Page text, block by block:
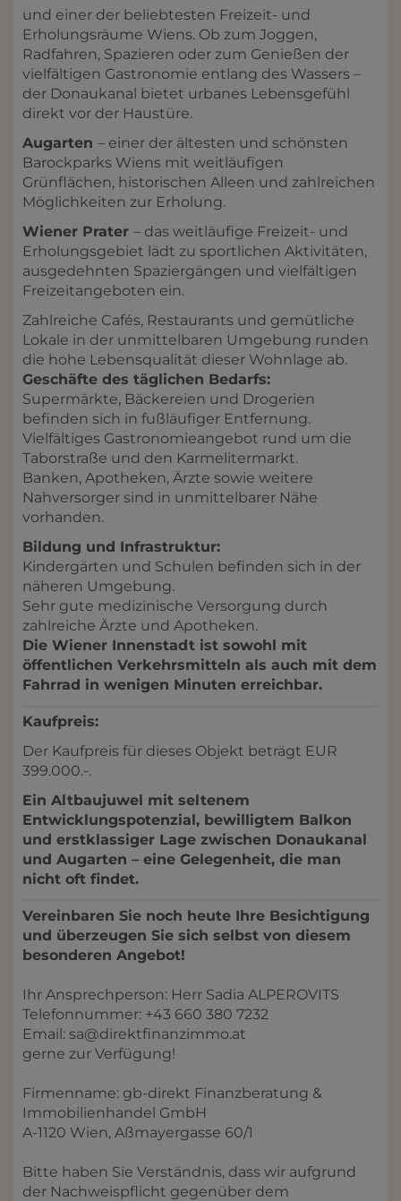
und einer der beliebtesten Freizeit- und
Erholungsräume Wiens. Ob zum Joggen,
Radfahren, Spazieren oder zum Genießen der
vielfältigen Gastronomie entlang des Wassers –
der Donaukanal bietet urbanes Lebensgefühl
direkt vor der Haustüre.
Augarten – einer der ältesten und schönsten
Barockparks Wiens mit weitläufigen
Grünflächen, historischen Alleen und zahlreichen
Möglichkeiten zur Erholung.
Wiener Prater – das weitläufige Freizeit- und
Erholungsgebiet lädt zu sportlichen Aktivitäten,
ausgedehnten Spaziergängen und vielfältigen
Freizeitangeboten ein.
Zahlreiche Cafés, Restaurants und gemütliche
Lokale in der unmittelbaren Umgebung runden
die hohe Lebensqualität dieser Wohnlage ab.
Geschäfte des täglichen Bedarfs:
Supermärkte, Bäckereien und Drogerien
befinden sich in fußläufiger Entfernung.
Vielfältiges Gastronomieangebot rund um die
Taborstraße und den Karmelitermarkt.
Banken, Apotheken, Ärzte sowie weitere
Nahversorger sind in unmittelbarer Nähe
vorhanden.
Bildung und Infrastruktur:
Kindergärten und Schulen befinden sich in der
näheren Umgebung.
Sehr gute medizinische Versorgung durch
zahlreiche Ärzte und Apotheken.
Die Wiener Innenstadt ist sowohl mit
öffentlichen Verkehrsmitteln als auch mit dem
Fahrrad in wenigen Minuten erreichbar.
Kaufpreis:
Der Kaufpreis für dieses Objekt beträgt EUR
399.000.-.
Ein Altbaujuwel mit seltenem
Entwicklungspotenzial, bewilligtem Balkon
und erstklassiger Lage zwischen Donaukanal
und Augarten – eine Gelegenheit, die man
nicht oft findet.
Vereinbaren Sie noch heute Ihre Besichtigung
und überzeugen Sie sich selbst von diesem
besonderen Angebot!
Ihr Ansprechperson: Herr Sadia ALPEROVITS
Telefonnummer: +43 660 380 7232
Email: sa@direktfinanzimmo.at
gerne zur Verfügung!
Firmenname: gb-direkt Finanzberatung &
Immobilienhandel GmbH
A-1120 Wien, Aßmayergasse 60/1
Bitte haben Sie Verständnis, dass wir aufgrund
der Nachweispflicht gegenüber dem